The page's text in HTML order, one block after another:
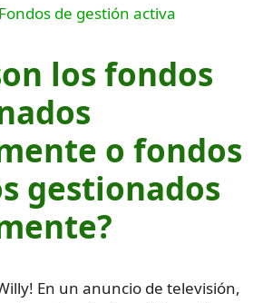
los fondos
o fondos
gestionados
En un anuncio de televisión,